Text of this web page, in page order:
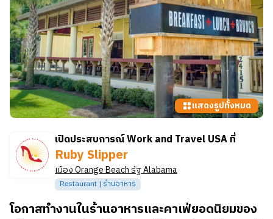
แสดงรูปทั้งหมด
เปิดประสบการณ์ Work and Travel USA ที่
Ruby Slipper
เมืองOrange BeachรัฐAlabama
Restaurant | ร้านอาหาร
โอกาสทำงานในร้านอาหารและคาเฟ่ยอดนิยมของ